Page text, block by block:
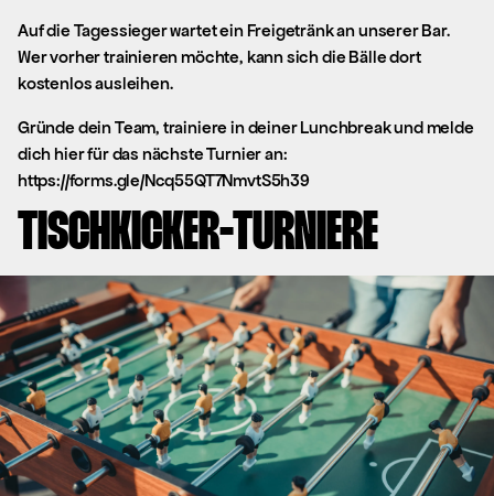
Auf die Tagessieger wartet ein Freigetränk an unserer Bar.
Wer vorher trainieren möchte, kann sich die Bälle dort
kostenlos ausleihen.
Gründe dein Team, trainiere in deiner Lunchbreak und melde
dich hier für das nächste Turnier an:
https://forms.gle/Ncq55QT7NmvtS5h39
TISCHKICKER-TURNIERE